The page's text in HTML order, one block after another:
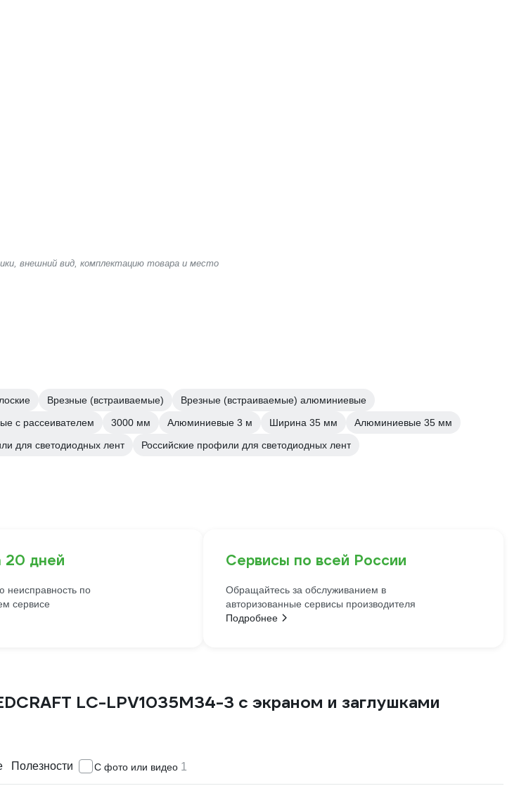
внешний вид, комплектацию товара и место
Врезные (встраиваемые)
Врезные (встраиваемые) алюминиевые
с рассеивателем 3000 мм Алюминиевые 3 м Ширина 35 мм
Алюминиевые 35 мм
для светодиодных лент Российские профили для светодиодных лент
20 дней
неисправность по
сервисе
Сервисы по всей России
Обращайтесь за обслуживанием в
авторизованные сервисы производителя
Подробнее
LC-LPV1035M34-3 с экраном и заглушками
Полезности С фото или видео 1